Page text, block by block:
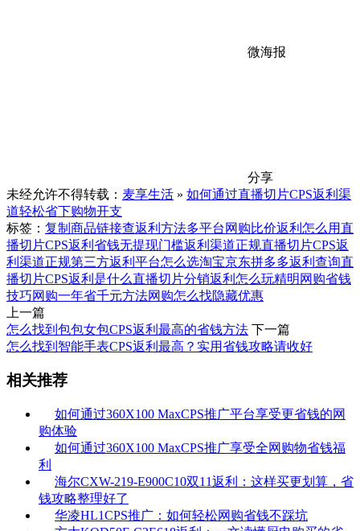
微海报
分享
未经允许不得转载： 麦享生活 » 如何通过直播切片CPS返利渠
道轻松省下购物开支
标签： 复制商品链接查返利方法多平台网购比价返利 怎么用直
播切片CPS返利省钱无提现门槛返利渠道正规直播切片CPS返
利渠道正规第三方返利平台怎么选淘宝京东拼多多返利查询直
播切片CPS返利是什么直播切片分销返利怎么玩精明网购省钱
技巧网购一年省千元方法网购怎么找隐藏优惠
上一篇
怎么找到包包女包CPS返利最高的省钱方法 下一篇
怎么找到智能手表CPS返利最高？实用省钱攻略请收好
相关推荐
如何通过360X100 MaxCPS推广平台享受更省钱的网
购体验
如何通过360X100 MaxCPS推广享受全网购物省钱福
利
海尔CXW-219-E900C10双11返利：这样买更划算，省
钱攻略整理好了
华凌HL1CPS推广：如何轻松网购省钱不踩坑